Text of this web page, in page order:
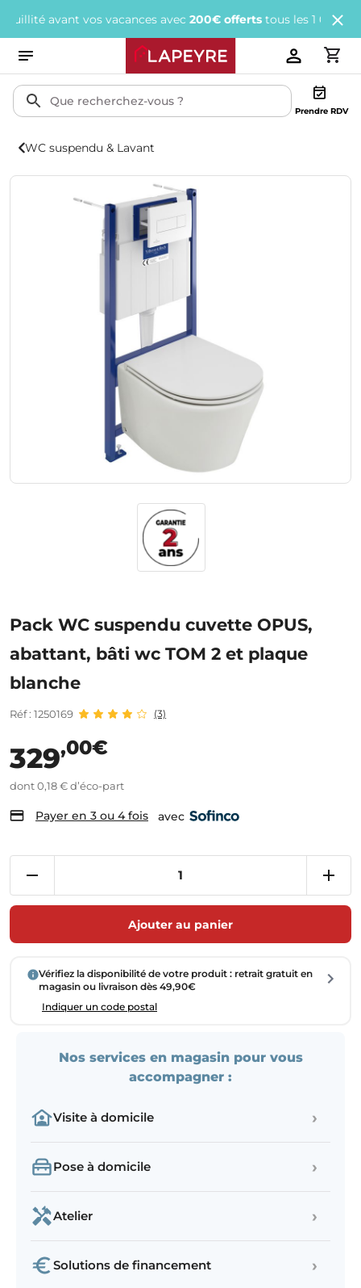
avant vos vacances avec200€ offertstous les 1 000€
Prendre RDV
WC suspendu & Lavant
Pack WC suspendu cuvette OPUS,
abattant, bâti wc TOM 2 et plaque
blanche
Réf : 1250169 (3)
329,00€
dont 0,18 € d’éco-part
Payer en 3 ou 4 fois avec
Ajouter au panier
Vérifiez la disponibilité de votre produit : retrait gratuit en
magasin ou livraison dès 49,90€
Indiquer un code postal
Nos services en magasin pour vous
accompagner :
Visite à domicile ›
Pose à domicile ›
Atelier ›
Solutions de financement ›